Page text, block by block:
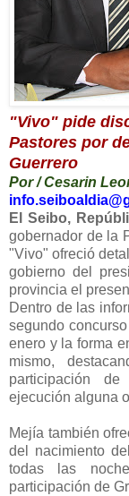
"Vivo" pide
Pastores por
Guerrero
Por / Cesarin
El Seibo,
gobernador de la
"Vivo" ofreció
gobierno del
provincia el
Dentro de las
segundo
enero y la forma
mismo,
participación
ejecución alguna
Mejía también
del nacimiento
todas las
participación de